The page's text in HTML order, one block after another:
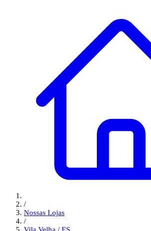
/
Nossas Lojas
/
Vila Velha / ES